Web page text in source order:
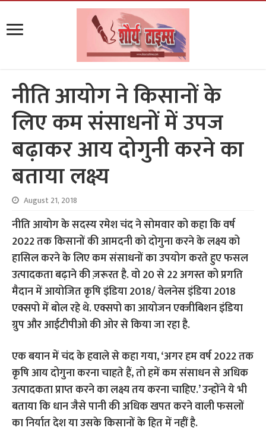
नीति आयोग ने किसानों के
लिए कम संसाधनों में उपज
बढ़ाकर आय दोगुनी करने का
बताया लक्ष्य
August 21, 2018
नीति आयोग के सदस्य रमेश चंद ने सोमवार को कहा कि वर्ष
2022 तक किसानों की आमदनी को दोगुना करने के लक्ष्य को
हासिल करने के लिए कम संसाधनों का उपयोग करते हुए फसल
उत्पादकता बढ़ाने की ज़रूरत है.वो 20 से 22 अगस्त को प्रगति
मैदान में आयोजित कृषि इंडिया 2018/ वेलनेस इंडिया 2018
एक्सपो में बोल रहे थे. एक्सपो का आयोजन एक्जीबिशन इंडिया
ग्रुप और आईटीपीओ की ओर से किया जा रहा है.
एक बयान में चंद के हवाले से कहा गया, ‘अगर हम वर्ष 2022 तक
कृषि आय दोगुना करना चाहते हैं, तो हमें कम संसाधन से अधिक
उत्पादकता प्राप्त करने का लक्ष्य तय करना चाहिए.’ उन्होंने ये भी
बताया कि धान जैसे पानी की अधिक खपत करने वाली फसलों
का निर्यात देश या उसके किसानों के हित में नहीं है.